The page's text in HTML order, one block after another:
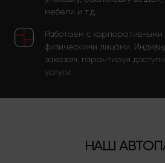
мебели и т.д.
Работаем с корпоративными
физическими лицами.
заказам, гарантируя
услуги.
НАШ